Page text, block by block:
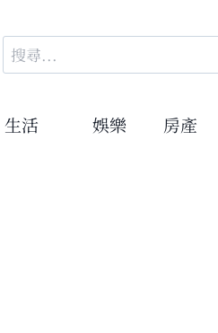
搜
尋
鍵
生活 娛樂 房產